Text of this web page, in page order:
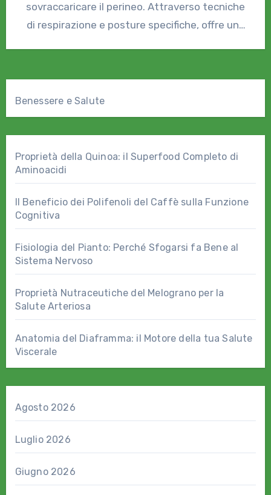
sovraccaricare il perineo. Attraverso tecniche
di respirazione e posture specifiche, offre una
Benessere e Salute
Proprietà della Quinoa: il Superfood Completo di
Aminoacidi
Il Beneficio dei Polifenoli del Caffè sulla Funzione
Cognitiva
Fisiologia del Pianto: Perché Sfogarsi fa Bene al
Sistema Nervoso
Proprietà Nutraceutiche del Melograno per la
Salute Arteriosa
Anatomia del Diaframma: il Motore della tua Salute
Viscerale
Agosto 2026
Luglio 2026
Giugno 2026